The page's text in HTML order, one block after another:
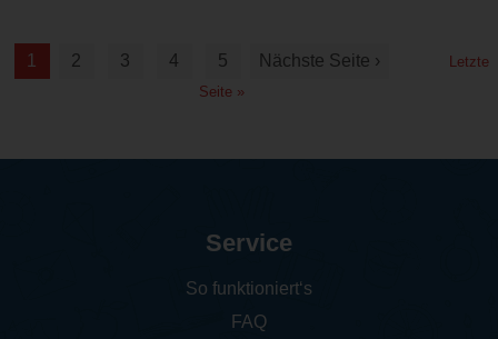
1 2 3 4 5 Nächste Seite ›
Letzte
Seite »
Service
So funktioniert‘s
FAQ